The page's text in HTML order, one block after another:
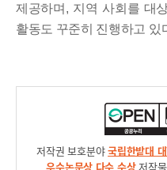
제공하며 , 지역 사회를 대
활동도 꾸준히 진행하고 있
저작권 보호분야국립한밭대
우수논문상 다수 수상저작